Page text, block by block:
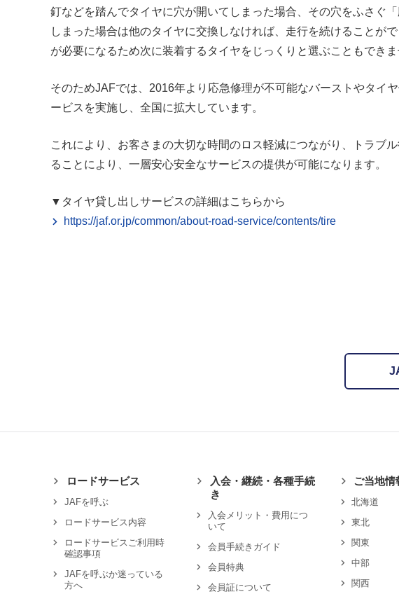
釘などを踏んでタイヤに穴が開いてしまった場合、その穴をふさぐ
しまった場合は他のタイヤに交換しなければ、走行を続けることが
が必要になるため次に装着するタイヤをじっくりと選ぶこともできま
そのためJAFでは、2016年より応急修理が不可能なバーストやタイ
ービスを実施し、全国に拡大しています。
これにより、お客さまの大切な時間のロス軽減につながり、トラブ
ることにより、一層安心安全なサービスの提供が可能になります。
▼タイヤ貸し出しサービスの詳細はこちらから
https://jaf.or.jp/common/about-road-service/contents/tire
ロードサービス
JAFを呼ぶ
ロードサービス内容
ロードサービスご利用時
確認事項
JAFを呼ぶか迷っている
方へ
入会・継続・各種手続
き
入会メリット・費用につ
いて
会員手続きガイド
会員特典
会員証について
ご当地情
北海道
東北
関東
中部
関西